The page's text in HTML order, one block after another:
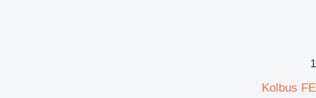
1
Kolbus FE